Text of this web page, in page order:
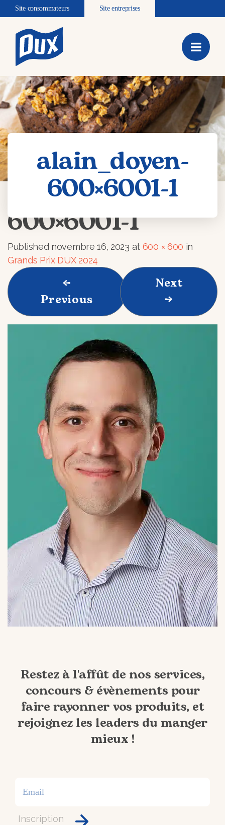
Site consommateurs Site entreprises
alain_doyen-
600×6001-1
alain_doyen-
600×6001-1
Published novembre 16, 2023 at 600 × 600 in
Grands Prix DUX 2024
←
Previous
Next
→
Restez à l'affût de nos services,
concours & évènements pour
faire rayonner vos produits, et
rejoignez les leaders du manger
mieux !
Inscription